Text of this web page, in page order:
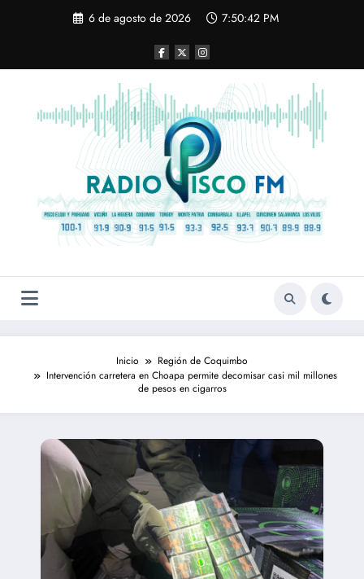
6 de agosto de 2026 7:50:42 PM
Inicio
Región de Coquimbo
Intervención carretera en Choapa permite decomisar casi mil millones
de pesos en cigarros